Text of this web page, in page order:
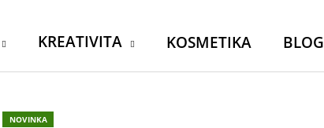
KREATIVITA KOSMETIKA BLOG
NOVINKA